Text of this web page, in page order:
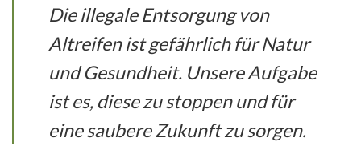
Die illegale Entsorgung von
Altreifen ist gefährlich für Natur
und Gesundheit. Unsere Aufgabe
ist es, diese zu stoppen und für
eine saubere Zukunft zu sorgen.